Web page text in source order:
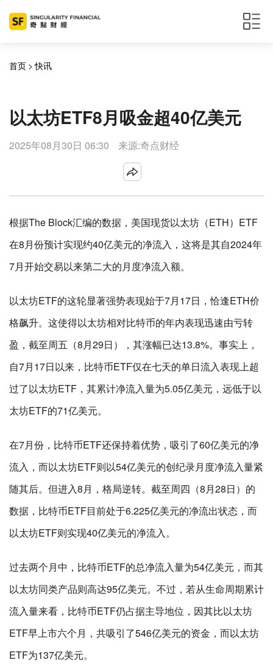
首页 > 快讯
以太坊ETF8月吸金超40亿美元
2025年08月30日 06:30 来源:奇点财经
根据The Block汇编的数据，美国现货以太坊（ETH）ETF
在8月份预计实现约40亿美元的净流入，这将是其自2024年
7月开始交易以来第二大的月度净流入额。
以太坊ETF的这轮显著强势表现始于7月17日，恰逢ETH价
格飙升。这使得以太坊相对比特币的年内表现迅速由亏转
盈，截至周五（8月29日），其涨幅已达13.8%。事实上，
自7月17日以来，比特币ETF仅在七天的单日流入表现上超
过了以太坊ETF，其累计净流入量为5.05亿美元，远低于以
太坊ETF的71亿美元。
在7月份，比特币ETF还保持着优势，吸引了60亿美元的净
流入，而以太坊ETF则以54亿美元的创纪录月度净流入量紧
随其后。但进入8月，格局逆转。截至周四（8月28日）的
数据，比特币ETF目前处于6.225亿美元的净流出状态，而
以太坊ETF则实现40亿美元的净流入。
过去两个月中，比特币ETF的总净流入量为54亿美元，而其
以太坊同类产品则高达95亿美元。不过，若从生命周期累计
流入量来看，比特币ETF仍占据主导地位，因其比以太坊
ETF早上市六个月，共吸引了546亿美元的资金，而以太坊
ETF为137亿美元。